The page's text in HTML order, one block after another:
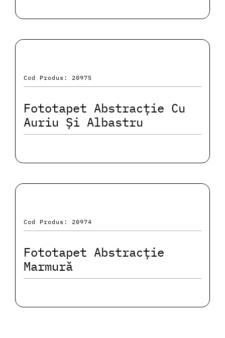
Cod Produs: 20975
Fototapet Abstracție Cu
Auriu Și Albastru
Cod Produs: 20974
Fototapet Abstracție
Marmură